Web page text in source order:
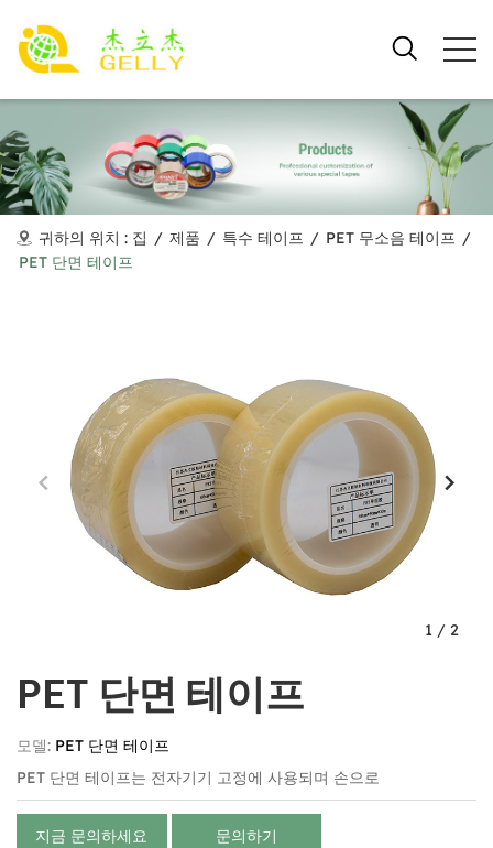
귀하의 위치 : 집 / 제품 / 특수 테이프 / PET 무소음 테이프 /
PET 단면 테이프
PET 단면 테이프
모델: PET 단면 테이프
PET 단면 테이프는 전자기기 고정에 사용되며 손으로
지금 문의하세요 문의하기
1 / 2